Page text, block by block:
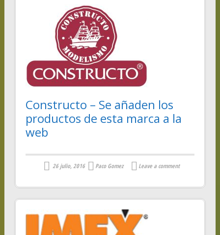
Constructo – Se añaden los
productos de esta marca a la
web
26 julio, 2016 Paco Gomez Leave a comment